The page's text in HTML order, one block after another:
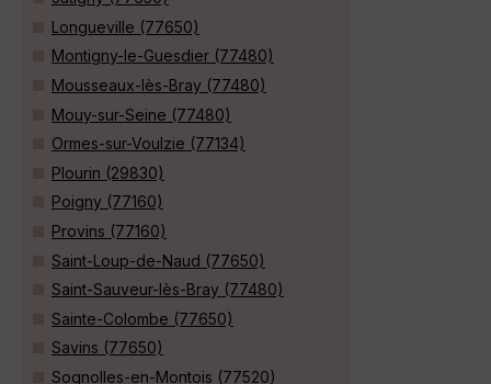
Longueville (77650)
Montigny-le-Guesdier (77480)
Mousseaux-lès-Bray (77480)
Mouy-sur-Seine (77480)
Ormes-sur-Voulzie (77134)
Plourin (29830)
Poigny (77160)
Provins (77160)
Saint-Loup-de-Naud (77650)
Saint-Sauveur-lès-Bray (77480)
Sainte-Colombe (77650)
Savins (77650)
Sognolles-en-Montois (77520)